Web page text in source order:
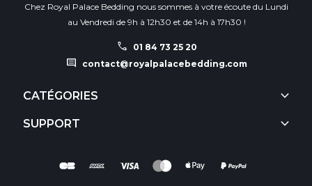
Chez Royal Palace Bedding nous sommes à votre écoute du Lundi
au Vendredi de 9h à 12h30 et de 14h à 17h30 !
call 01 84 73 25 20
comment contact@royalpalacebedding.com
CATÉGORIES keyboard_arrow_down
SUPPORT keyboard_arrow_down